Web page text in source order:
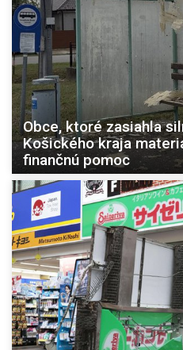
Obce, ktoré zasiahla
Košického kraja
finančnú pomoc